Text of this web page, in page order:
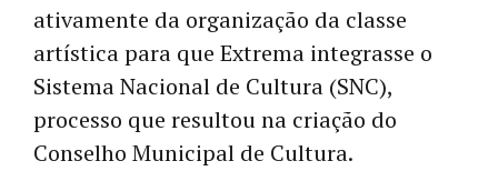
ativamente da organização da classe
artística para que Extrema integrasse o
Sistema Nacional de Cultura (SNC),
processo que resultou na criação do
Conselho Municipal de Cultura.